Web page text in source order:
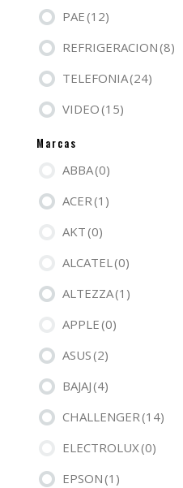
PAE(12)
REFRIGERACION(8)
TELEFONIA(24)
VIDEO(15)
Marcas
ABBA(0)
ACER(1)
AKT(0)
ALCATEL(0)
ALTEZZA(1)
APPLE(0)
ASUS(2)
BAJAJ(4)
CHALLENGER(14)
ELECTROLUX(0)
EPSON(1)